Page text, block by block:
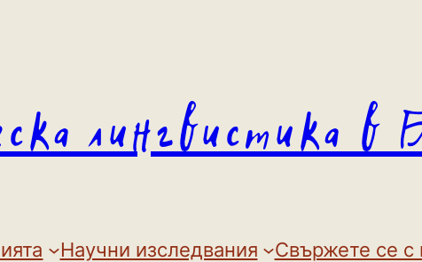
лингвистика в
Научни изследвания Свържете се с